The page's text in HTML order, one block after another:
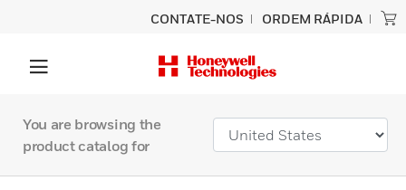
CONTATE-NOS ORDEM RÁPIDA
You are browsing the
product catalog for